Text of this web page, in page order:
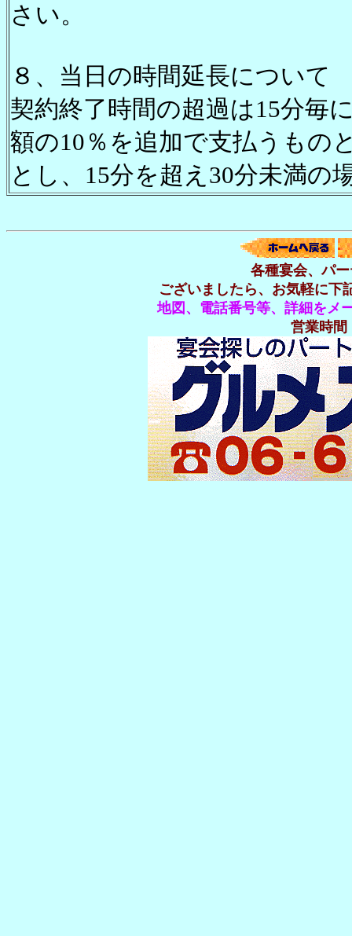
さい。
８、当日の時間延長について
契約終了時間の超過は15分毎
額の10％を追加で支払うもの
とし、15分を超え30分未満の
各種宴会、パ
ございましたら、お気軽に下
地図、電話番号等、詳細をメ
営業時